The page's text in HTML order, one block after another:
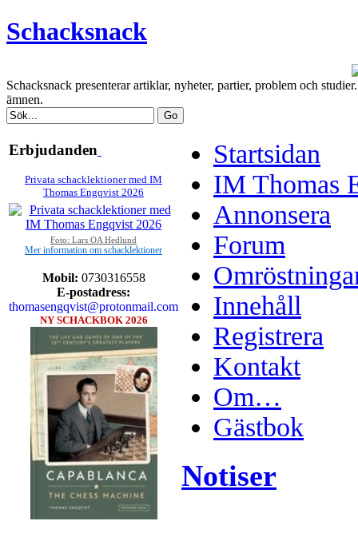
Schacksnack
Schacksnack presenterar artiklar, nyheter, partier, problem och
ämnen.
Erbjudanden
Privata schacklektioner med IM
Thomas Engqvist 2026
Foto: Lars OA Hedlund
Mer information om schacklektioner
Mobil: 0730316558
E-postadress:
thomasengqvist@protonmail.com
NY SCHACKBOK 2026
Startsidan
IM Thomas
Annonsera
Forum
Innehåll
Registrera
Kontakt
Om…
Gästbok
Notiser